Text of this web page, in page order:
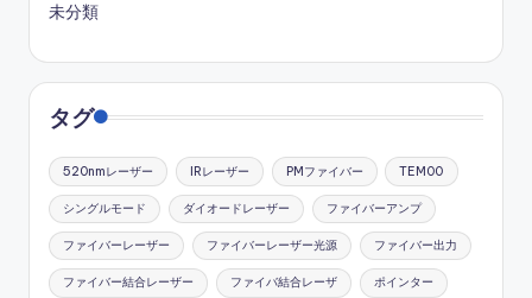
未分類
タグ
520nmレーザー IRレーザー PMファイバー TEM00
シングルモード ダイオードレーザー ファイバーアンプ
ファイバーレーザー ファイバーレーザー光源 ファイバー出力
ファイバー結合レーザー ファイバ結合レーザ ポインター